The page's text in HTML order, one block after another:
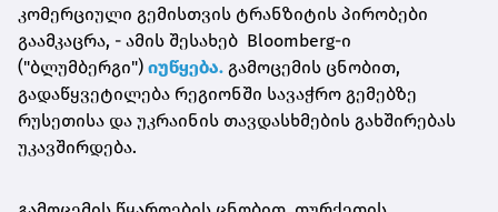
კომერციული გემისთვის ტრანზიტის პირობები
გაამკაცრა, - ამის შესახებ Bloomberg-ი
("ბლუმბერგი") იუწყება. გამოცემის ცნობით,
გადაწყვეტილება რეგიონში სავაჭრო გემებზე
რუსეთისა და უკრაინის თავდასხმების გახშირებას
უკავშირდება.